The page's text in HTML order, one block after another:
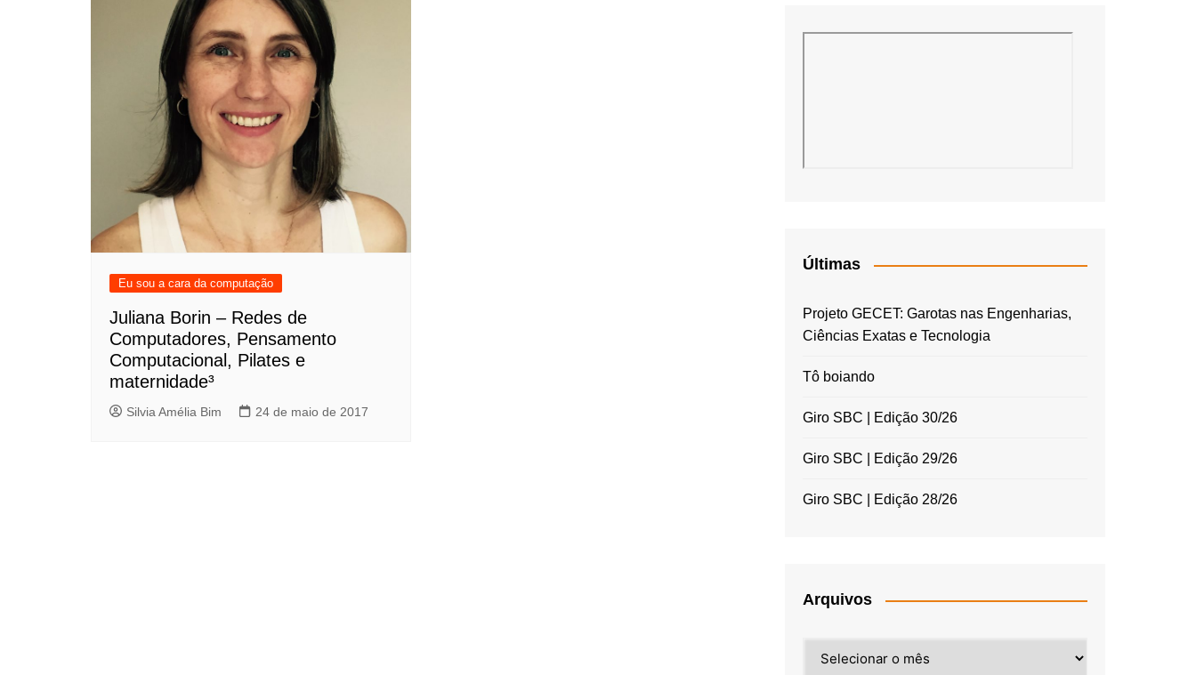
Meninas Digitais
Personalidades da
Computação
Variedades
Eu sou a cara da computação
Juliana Borin – Redes de
Computadores, Pensamento
Computacional, Pilates e
maternidade³
Silvia Amélia Bim 24 de maio de 2017
Últimas
Projeto GECET: Garotas nas Engenharias,
Ciências Exatas e Tecnologia
Tô boiando
Giro SBC | Edição 30/26
Giro SBC | Edição 29/26
Giro SBC | Edição 28/26
Arquivos